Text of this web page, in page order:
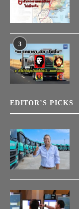
3
EDITOR’S PICKS